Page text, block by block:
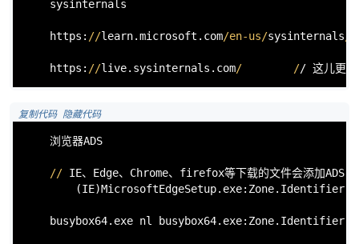
sysinternals
https: //learn.microsoft.com/en-us/sysinternals
https: //live.sysinternals.com/        /
复制代码 隐藏代码
浏览器ADS
// IE、Edge、Chrome、firefox等下载的文件会添加ADS
(IE)MicrosoftEdgeSetup.exe:Zone.Identifier:
busybox64.exe nl busybox64.exe:Zone.Identifier